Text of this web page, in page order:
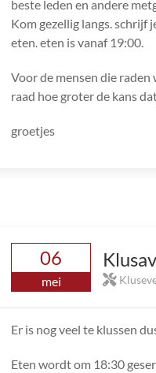
beste leden en andere
Kom gezellig langs. schrijf
eten. eten is vanaf 19:00.
Voor de mensen die
raad hoe groter de kans
groetjes
06
mei
Er is nog veel te klussen
Eten wordt om 18:30